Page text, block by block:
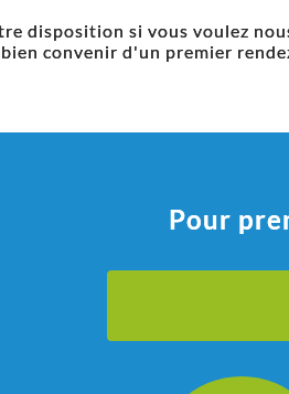
disposition si vous voulez
convenir d'un premier
Pour